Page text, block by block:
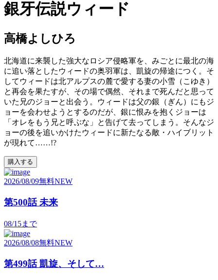
銀牙伝説ウィード
高橋よしひろ
北海道に来襲した強大なロシア侵略軍を、みごとに最北の海
に追い落としたウィードの奥羽軍は、凱旋の帰途につく。そ
してウィードは北アルプスの麓で愛する妻の小雪（こゆき）
と再会を果たすが、その場で偶然、それまで死んだと思って
いた兄のジョーと出会う。ウィードは父の銀（ぎん）にもジ
ョーを会わせようとするのだが、銀に恨みを抱くジョーは
「オレをもう兄と呼ぶな」と告げて去ってしまう。そんなジ
ョーの後を追いかけたウィードに新たなる敵・ハイブリット
が現れて……!?
購入する
2026/08/09無料NEW
第500話 未来
08/15まで
2026/08/08無料NEW
第499話 凱旋、そして…